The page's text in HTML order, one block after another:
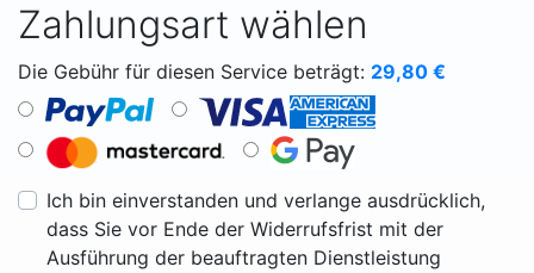
Zahlungsart wählen
Die Gebühr für diesen Service beträgt: 29,80 €
Ich bin einverstanden und verlange ausdrücklich,
dass Sie vor Ende der Widerrufsfrist mit der
Ausführung der beauftragten Dienstleistung